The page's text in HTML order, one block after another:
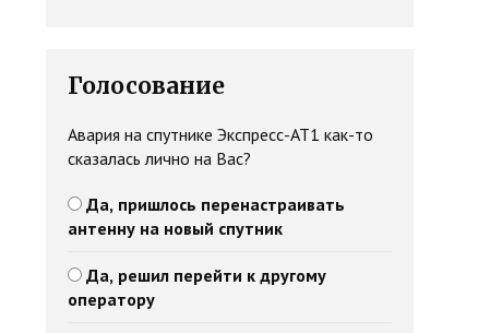
Голосование
Авария на спутнике Экспресс-АТ1 как-то
сказалась лично на Вас?
Да, пришлось перенастраивать
антенну на новый спутник
Да, решил перейти к другому
оператору